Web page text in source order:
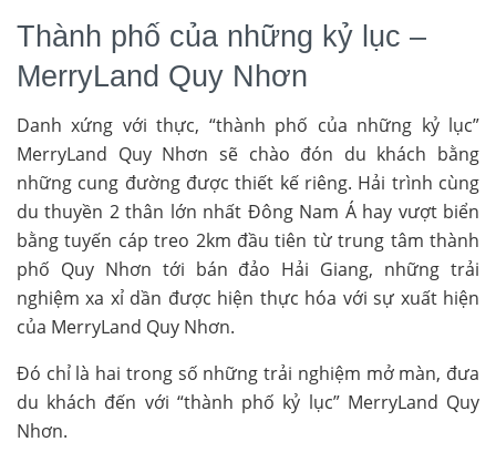
Thành phố của những kỷ lục –
MerryLand Quy Nhơn
Danh xứng với thực, “thành phố của những kỷ lục”
MerryLand Quy Nhơn sẽ chào đón du khách bằng
những cung đường được thiết kế riêng. Hải trình cùng
du thuyền 2 thân lớn nhất Đông Nam Á hay vượt biển
bằng tuyến cáp treo 2km đầu tiên từ trung tâm thành
phố Quy Nhơn tới bán đảo Hải Giang, những trải
nghiệm xa xỉ dần được hiện thực hóa với sự xuất hiện
của MerryLand Quy Nhơn.
Đó chỉ là hai trong số những trải nghiệm mở màn, đưa
du khách đến với “thành phố kỷ lục” MerryLand Quy
Nhơn.